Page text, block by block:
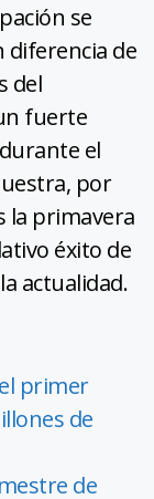
se
diferencia de
del
fuerte
el
por
la primavera
éxito de
actualidad.
primer
de
de